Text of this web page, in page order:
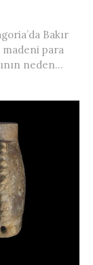
Bakır
madeni para
neden...